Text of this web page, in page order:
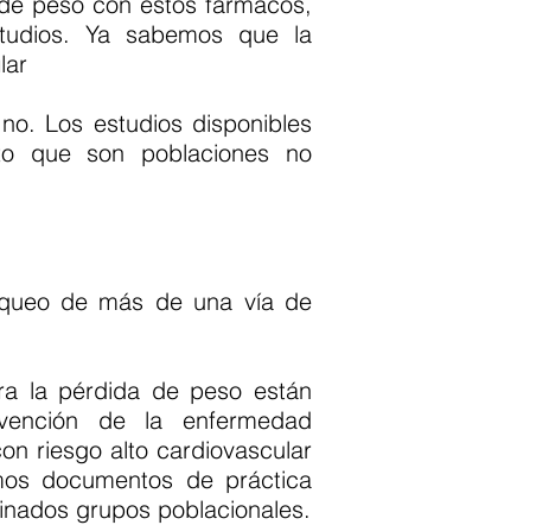
Ya sabemos que la
Los estudios disponibles
que son poblaciones no
de más de una vía de
la pérdida de peso están
de la enfermedad
riesgo alto cardiovascular
documentos de práctica
grupos poblacionales.